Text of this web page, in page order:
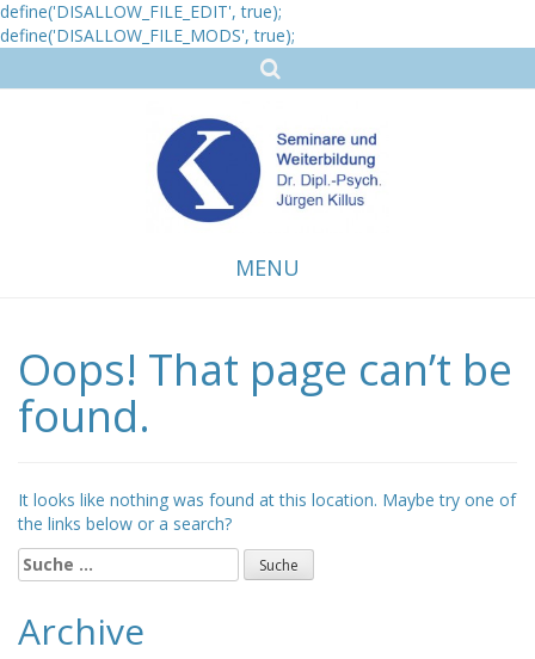
define('DISALLOW_FILE_EDIT', true);
define('DISALLOW_FILE_MODS', true);
MENU
to
content
Oops! That page can’t be
found.
It looks like nothing was found at this location. Maybe try one of
the links below or a search?
Suche
nach:
Archive